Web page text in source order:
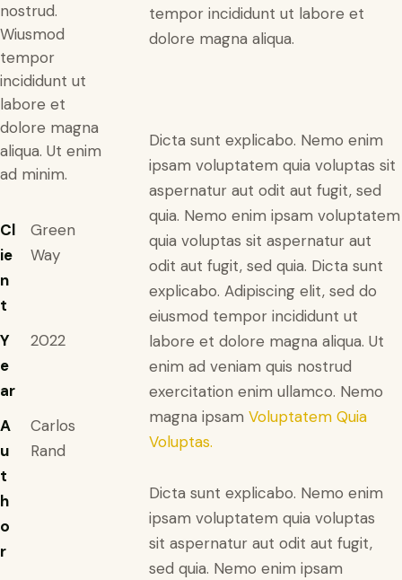
nostrud.
Wiusmod
tempor
incididunt ut
labore et
dolore magna
aliqua. Ut enim
ad minim.
Cl
ie
n
t
Green
Way
Y
e
ar
2022
A
u
t
h
o
r
Carlos
Rand
tempor incididunt ut labore et
dolore magna aliqua.
Dicta sunt explicabo. Nemo enim
ipsam voluptatem quia voluptas sit
aspernatur aut odit aut fugit, sed
quia. Nemo enim ipsam voluptatem
quia voluptas sit aspernatur aut
odit aut fugit, sed quia. Dicta sunt
explicabo. Adipiscing elit, sed do
eiusmod tempor incididunt ut
labore et dolore magna aliqua. Ut
enim ad veniam quis nostrud
exercitation enim ullamco. Nemo
magna ipsam Voluptatem Quia
Voluptas.
Dicta sunt explicabo. Nemo enim
ipsam voluptatem quia voluptas
sit aspernatur aut odit aut fugit,
sed quia. Nemo enim ipsam